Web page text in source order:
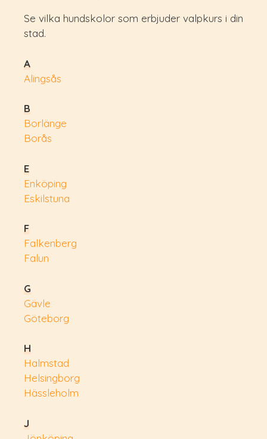
Se vilka hundskolor som erbjuder valpkurs i din
stad.
A
Alingsås
B
Borlänge
Borås
E
Enköping
Eskilstuna
F
Falkenberg
Falun
G
Gävle
Göteborg
H
Halmstad
Helsingborg
Hässleholm
J